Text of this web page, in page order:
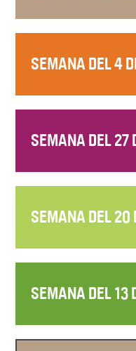
SEMANA DEL 4
SEMANA DEL
SEMANA DEL
SEMANA DEL 13